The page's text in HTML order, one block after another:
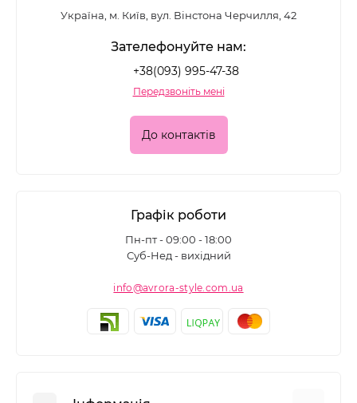
Україна, м. Київ, вул. Вінстона Черчилля, 42
Зателефонуйте нам:
+38(093) 995-47-38
Передзвоніть мені
До контактів
Графік роботи
Пн-пт - 09:00 - 18:00
Суб-Нед - вихідний
info@avrora-style.com.ua